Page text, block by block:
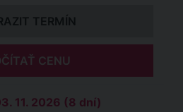
TERMÍN
CENU
11. 2026 (8 dní)